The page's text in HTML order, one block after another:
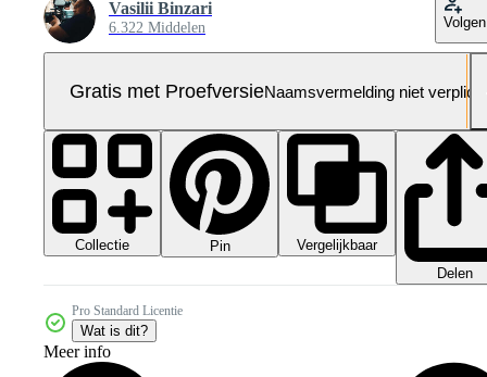
Vasilii Binzari
6.322 Middelen Volgen
Gratis met ProefversieNaamsvermelding niet verplicht
Collectie Pin
Vergelijkbaar
Delen
Pro Standard Licentie
Wat is dit?
Meer info